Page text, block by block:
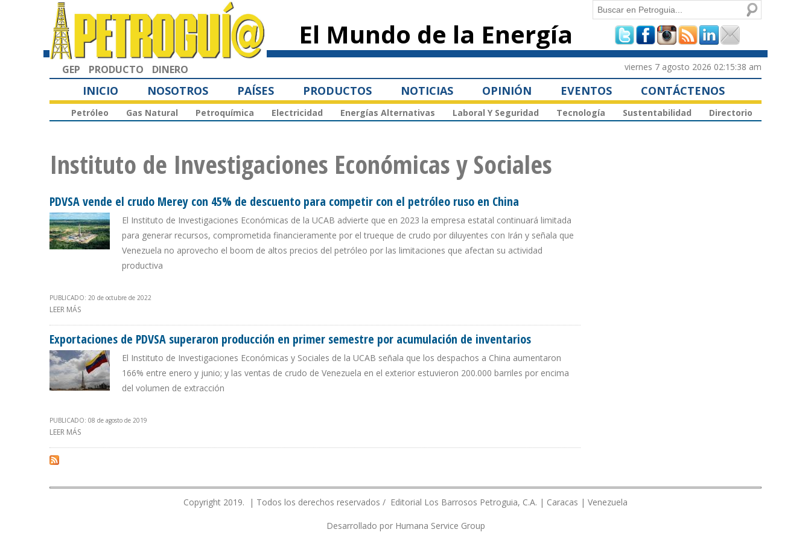
principal
El Mundo de la Energía
Formulario de
búsqueda
Buscar
GEP PRODUCTO DINERO viernes 7 agosto 2026 02:15:38 am
INICIO NOSOTROS PAÍSES PRODUCTOS NOTICIAS OPINIÓN EVENTOS CONTÁCTENOS
Petróleo Gas Natural Petroquímica Electricidad Energías Alternativas Laboral Y Seguridad Tecnología Sustentabilidad Directorio
Instituto de Investigaciones Económicas y Sociales
PDVSA vende el crudo Merey con 45% de descuento para competir con el petróleo ruso en China
El Instituto de Investigaciones Económicas de la UCAB advierte que en 2023 la empresa estatal continuará limitada
para generar recursos, comprometida financieramente por el trueque de crudo por diluyentes con Irán y señala que
Venezuela no aprovecho el boom de altos precios del petróleo por las limitaciones que afectan su actividad
productiva
PUBLICADO: 20 de octubre de 2022
LEER MÁS
Exportaciones de PDVSA superaron producción en primer semestre por acumulación de inventarios
El Instituto de Investigaciones Económicas y Sociales de la UCAB señala que los despachos a China aumentaron
166% entre enero y junio; y las ventas de crudo de Venezuela en el exterior estuvieron 200.000 barriles por encima
del volumen de extracción
PUBLICADO: 08 de agosto de 2019
LEER MÁS
Copyright 2019. | Todos los derechos reservados / Editorial Los Barrosos Petroguia, C.A. | Caracas | Venezuela
Desarrollado por Humana Service Group